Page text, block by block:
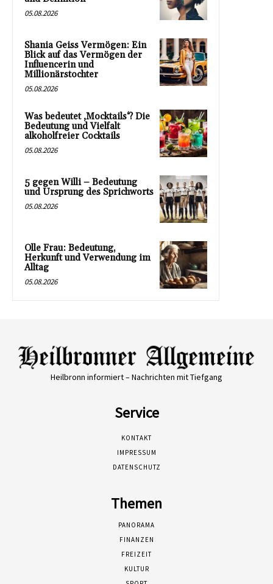
05.08.2026
Shania Geiss Vermögen: Ein
Blick auf das Vermögen der
Influencerin und
Millionärstochter
05.08.2026
Was bedeutet ‚Mocktails‘? Die
Bedeutung und Vielfalt
alkoholfreier Cocktails
05.08.2026
5 gegen Willi – Bedeutung
und Ursprung des Sprichworts
05.08.2026
Olle Frau: Bedeutung,
Herkunft und Verwendung im
Alltag
05.08.2026
Heilbronn informiert – Nachrichten mit Tiefgang
Service
KONTAKT
IMPRESSUM
DATENSCHUTZ
Themen
PANORAMA
FINANZEN
FREIZEIT
KULTUR